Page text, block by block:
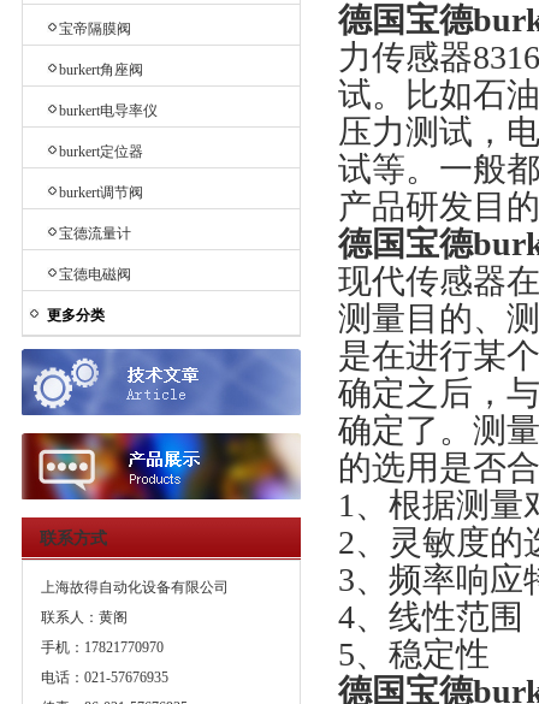
宝帝隔膜阀
burkert角座阀
burkert电导率仪
burkert定位器
burkert调节阀
宝德流量计
宝德电磁阀
更多分类
联系方式
上海故得自动化设备有限公司
联系人：黄阁
手机：17821770970
电话：021-57676935
德国宝德
力传感器
试。比如石
压力测试，
试等。一般
产品研发目
德国宝德
现代传感器
测量目的、
是在进行某
确定之后，
确定了。测
的选用是否
1、根据测量
2、灵敏度的
3、频率响应
4、线性范围
5、稳定性
德国宝德